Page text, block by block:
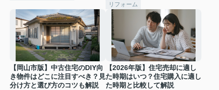
リフォーム
【岡山市版】中古住宅のDIY向
き物件はどこに注目すべき？見
分け方と選び方のコツも解説
【2026年版】住宅売却に適し
た時期はいつ？住宅購入に適し
た時期と比較して解説